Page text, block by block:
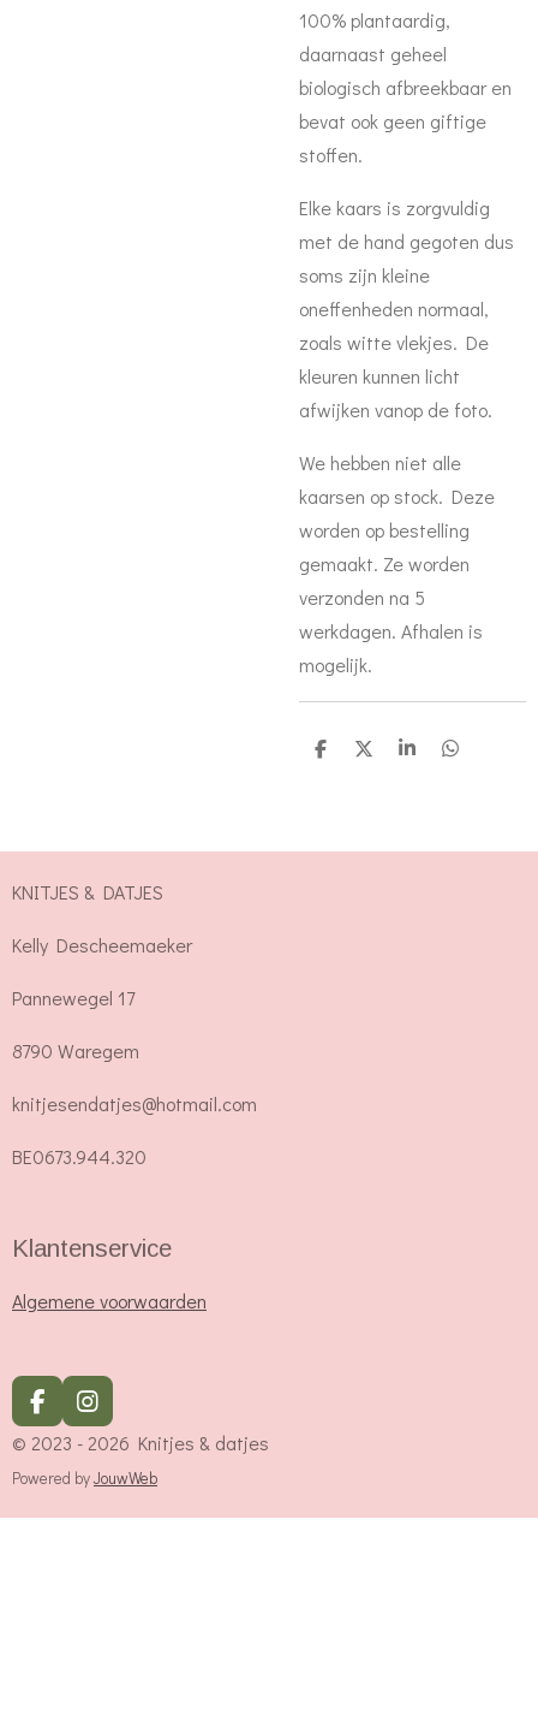
100% plantaardig,
daarnaast geheel
biologisch afbreekbaar en
bevat ook geen giftige
stoffen.
Elke kaars is zorgvuldig
met de hand gegoten dus
soms zijn kleine
oneffenheden normaal,
zoals witte vlekjes. De
kleuren kunnen licht
afwijken vanop de foto.
We hebben niet alle
kaarsen op stock. Deze
worden op bestelling
gemaakt. Ze worden
verzonden na 5
werkdagen. Afhalen is
mogelijk.
D
D
S
D
KNITJES & DATJES
Kelly Descheemaeker
Pannewegel 17
8790 Waregem
knitjesendatjes@hotmail.com
BE0673.944.320
Klantenservice
Algemene voorwaarden
F
a
c
e
o
I
n
s
t
g
© 2023 - 2026 Knitjes & datjes
Powered byJouwWeb